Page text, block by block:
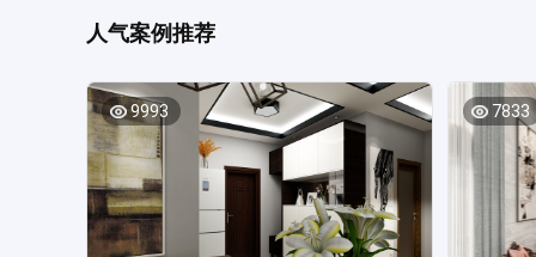
人气案例推荐
9993 7833